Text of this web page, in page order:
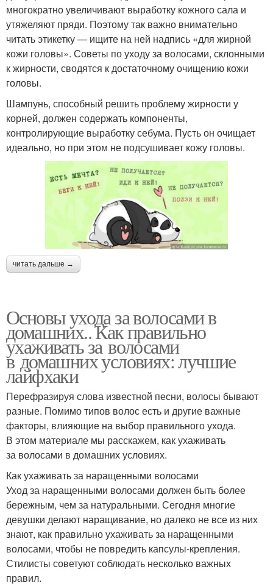
многократно увеличивают выработку кожного сала и
утяжеляют пряди. Поэтому так важно внимательно
читать этикетку — ищите на ней надпись «для жирной
кожи головы». Советы по уходу за волосами, склонными
к жирности, сводятся к достаточному очищению кожи
головы.
Шампунь, способный решить проблему жирности у
корней, должен содержать компоненты,
контролирующие выработку себума. Пусть он очищает
идеально, но при этом не подсушивает кожу головы.
читать дальше →
Основы ухода за волосами в
домашних.. Как правильно
ухаживать за волосами
в домашних условиях: лучшие
лайфхаки
Перефразируя слова известной песни, волосы бывают
разные. Помимо типов волос есть и другие важные
факторы, влияющие на выбор правильного ухода.
В этом материале мы расскажем, как ухаживать
за волосами в домашних условиях.
Как ухаживать за наращенными волосами
Уход за наращенными волосами должен быть более
бережным, чем за натуральными. Сегодня многие
девушки делают наращивание, но далеко не все из них
знают, как правильно ухаживать за наращенными
волосами, чтобы не повредить капсулы-крепления.
Стилисты советуют соблюдать несколько важных
правил.